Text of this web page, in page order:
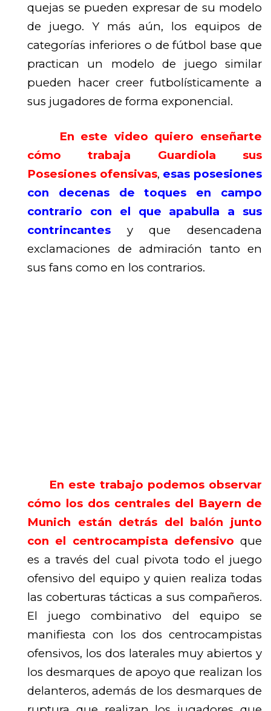
quejas se pueden expresar de su modelo
de juego. Y más aún, los equipos de
categorías inferiores o de fútbol base que
practican un modelo de juego similar
pueden hacer creer futbolísticamente a
sus jugadores de forma exponencial.
En este video quiero enseñarte
cómo trabaja Guardiola sus
Posesiones ofensivas, esas posesiones
con decenas de toques en campo
contrario con el que apabulla a sus
contrincantes y que desencadena
exclamaciones de admiración tanto en
sus fans como en los contrarios.
En este trabajo podemos observar
cómo los dos centrales del Bayern de
Munich están detrás del balón junto
con el centrocampista defensivo que
es a través del cual pivota todo el juego
ofensivo del equipo y quien realiza todas
las coberturas tácticas a sus compañeros.
El juego combinativo del equipo se
manifiesta con los dos centrocampistas
ofensivos, los dos laterales muy abiertos y
los desmarques de apoyo que realizan los
delanteros, además de los desmarques de